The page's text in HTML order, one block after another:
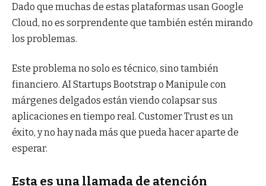
Dado que muchas de estas plataformas usan Google
Cloud, no es sorprendente que también estén mirando
los problemas.
Este problema no solo es técnico, sino también
financiero. AI Startups Bootstrap o Manipule con
márgenes delgados están viendo colapsar sus
aplicaciones en tiempo real. Customer Trust es un
éxito, y no hay nada más que pueda hacer aparte de
esperar.
Esta es una llamada de atención